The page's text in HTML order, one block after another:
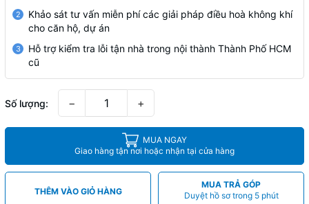
2
Khảo sát tư vấn miễn phí các giải pháp điều hoà không khí
cho căn hộ, dự án
3
Hỗ trợ kiểm tra lỗi tận nhà trong nội thành Thành Phố HCM
cũ
Số lượng: − +
MUA NGAY
Giao hàng tận nơi hoặc nhận tại cửa hàng
THÊM VÀO GIỎ HÀNG
MUA TRẢ GÓP
Duyệt hồ sơ trong 5 phút